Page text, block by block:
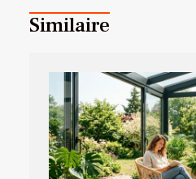
Similaire